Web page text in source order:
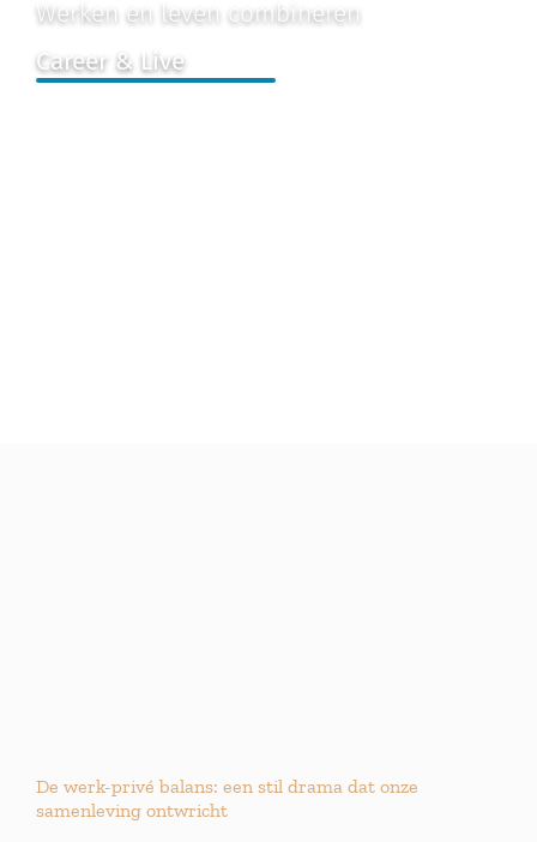
Werken en leven combineren
Career & Live
De werk-privé balans: een stil drama dat onze
samenleving ontwricht